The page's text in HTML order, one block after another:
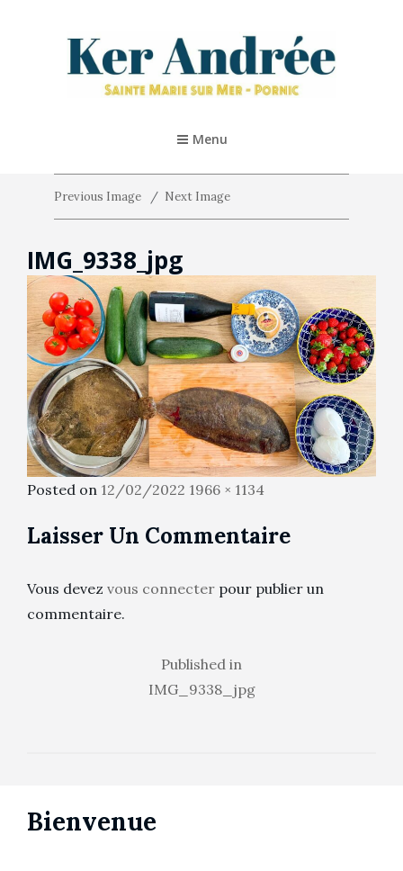
Menu
Previous Image Next Image
IMG_9338_jpg
Posted on Posted
12/02/2022 Full
1966 × 1134
Laisser Un Commentaire
Vous devez vous connecter pour publier un
commentaire.
Published in
IMG_9338_jpg
Bienvenue